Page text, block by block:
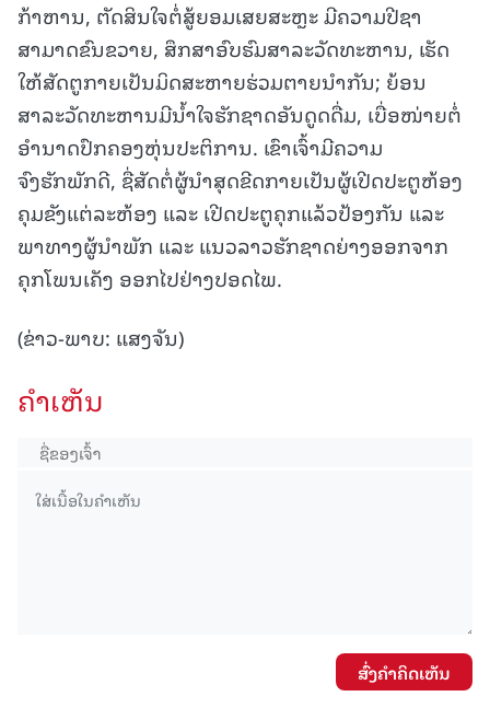
ກ້າຫານ, ຕັດສິນໃຈຕໍ່ສູ້ຍອມເສຍສະຫຼະ ມີຄວາມປີຊາ
ສາມາດຂົນຂວາຍ, ສຶກສາອົບຮົມສາລະວັດທະຫານ, ເຮັດ
ໃຫ້ສັດຕູກາຍເປັນມິດສະຫາຍຮ່ວມຕາຍນຳກັນ; ຍ້ອນ
ສາລະວັດທະຫານມີນໍ້າໃຈຮັກຊາດອັນດູດດື່ມ, ເບື່ອໜ່າຍຕໍ່
ອຳນາດປົກຄອງຫຸ່ນປະຕິການ. ເຂົາເຈົ້າມີຄວາມ
ຈົງຮັກພັກດີ, ຊື່ສັດຕໍ່ຜູ້ນຳສຸດຂີດກາຍເປັນຜູ້ເປີດປະຕູຫ້ອງ
ຄຸມຂັງແຕ່ລະຫ້ອງ ແລະ ເປີດປະຕູຄຸກແລ້ວປ້ອງກັນ ແລະ
ພາທາງຜູ້ນຳພັກ ແລະ ແນວລາວຮັກຊາດຍ່າງອອກຈາກ
ຄຸກໂພນເຄັງ ອອກໄປຢ່າງປອດໄພ.
(ຂ່າວ-ພາບ: ແສງຈັນ)
ຄໍາເຫັນ
ສົ່ງຄໍາຄິດເຫັນ